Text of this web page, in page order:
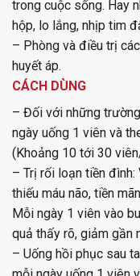
trong cuộc sống. Hay
hộp, lo lắng, nhịp tim
– Phòng và điều trị
huyết áp.
CÁCH DÙNG
– Đối với những
ngày uống 1 viên và
(Khoảng 10 tới 30
– Trị rối loạn tiền
thiếu máu não, tiền
Mỗi ngày 1 viên vào
quả thấy rõ, giảm gần
– Uống hồi phục sau